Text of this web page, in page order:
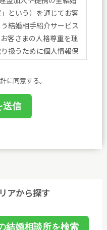
という）を通じてお客
結婚相手紹介サービス
客さまの人格尊重を理
扱うために個人情報保
皆さまに安心と喜びを
策定し、事務局及び
用を行わないための措
に同意する。
アから探す